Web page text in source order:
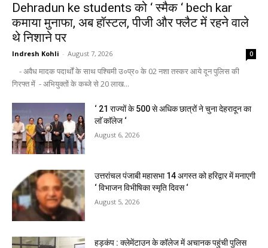
Dehradun ke students को ‘ स्मैक ‘ bech kar
कमाया मुनाफा, अब हॉस्टल, पीजी और फ्लैट में रहने वाले
थे निशाने पर
Indresh Kohli - August 7, 2026 0
- अवैध मादक पदार्थों के साथ पश्चिमी उ०प्र० के 02 नशा तस्कर आये दून पुलिस की
गिरफ्त में - अभियुक्तों के कब्जे से 20 लाख...
‘ 21 राज्यों के 500 से अधिक छात्रों ने चुना देहरादून का
लाॅ काॅलेज ‘
August 6, 2026
उत्तरांचल पंजाबी महासभा 14 अगस्त को हरिद्वार में मनाएगी
‘ विभाजन विभीषिका स्मृति दिवस ‘
August 5, 2026
हड़कंप : क्लेमेंटाउन के कॉलेज में अचानक पहुंची पुलिस